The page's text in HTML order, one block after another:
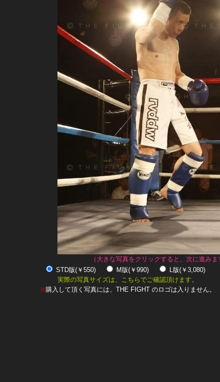
（大きな写真をクリックすると、次に進みま
STD版(￥550)
M版(￥990)
L版(￥3,080)
実際の写真サイズは、こちらでご確認頂けます。
※購入して頂く写真には、THE FIGHT のロゴは入りません。